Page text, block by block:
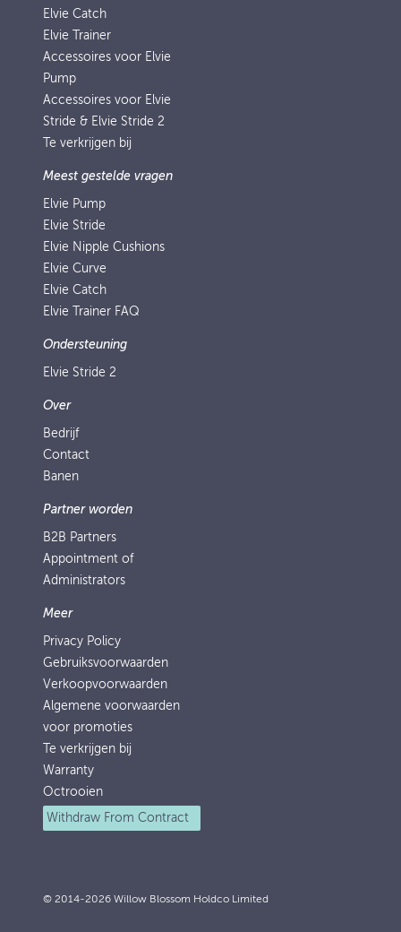
Elvie Catch
Elvie Trainer
Accessoires voor Elvie
Pump
Accessoires voor Elvie
Stride & Elvie Stride 2
Te verkrijgen bij
Meest gestelde vragen
Elvie Pump
Elvie Stride
Elvie Nipple Cushions
Elvie Curve
Elvie Catch
Elvie Trainer FAQ
Ondersteuning
Elvie Stride 2
Over
Bedrijf
Contact
Banen
Partner worden
B2B Partners
Appointment of
Administrators
Meer
Privacy Policy
Gebruiksvoorwaarden
Verkoopvoorwaarden
Algemene voorwaarden
voor promoties
Te verkrijgen bij
Warranty
Octrooien
Withdraw From Contract
© 2014-2026 Willow Blossom Holdco Limited